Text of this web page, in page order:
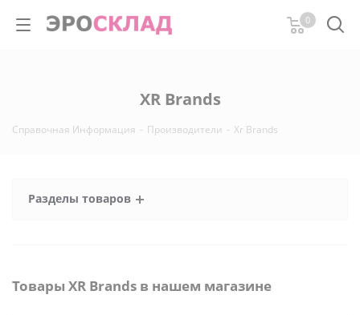
0
XR Brands
Справочная Информация - Производители - Xr Brands
Разделы товаров
Товары XR Brands в нашем магазине